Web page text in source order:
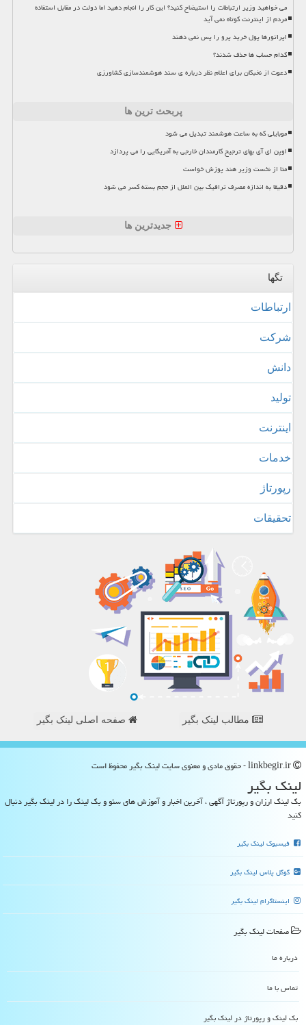
می خواهید وزیر ارتباطات را استیضاح کنید؟ این کار را انجام دهید اما دولت در مقابل استفاده
مردم از اینترنت کوتاه نمی آید
اپراتورها پول خرید پرو را پس نمی دهند
کدام حساب ها حذف شدند؟
دعوت از نخبگان برای اعلام نظر درباره ی سند هوشمندسازی کشاورزی
پربحث ترین ها
موبایلی که به ساعت هوشمند تبدیل می شود
اوپن ای آی بهای ترجیح کارمندان خارجی به آمریکایی را می پردازد
متا از نخست وزیر هند پوزش خواست
دقیقا به اندازه مصرف ترافیک بین الملل از حجم بسته کسر می شود
جدیدترین ها
تگها
ارتباطات
شركت
دانش
تولید
اینترنت
خدمات
رپورتاژ
تحقیقات
مطالب لینک بگیر صفحه اصلی لینک بگیر
لینك بگیر
بک لینک ارزان و رپورتاژ آگهی ، آخرین اخبار و آموزش های سئو و بک لینک را در لینک بگیر دنبال
کنید
فیسبوک لینک بگیر
گوگل پلاس لینک بگیر
اینستاگرام لینک بگیر
صفحات لینك بگیر
درباره ما
تماس با ما
بک لینک و رپورتاژ در لینك بگیر